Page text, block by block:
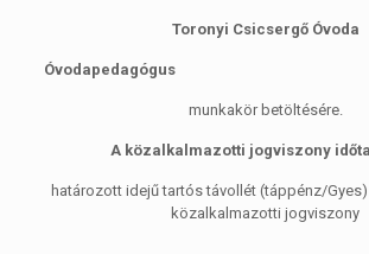
Toronyi Csicsergő Óvoda
Óvodapedagógus
munkakör betöltésére.
A közalkalmazotti jogviszony
határozott idejű tartós távollét (táppénz/
közalkalmazotti jogviszony